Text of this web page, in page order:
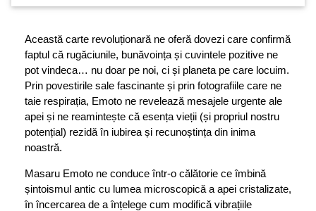
Această carte revoluționară ne oferă dovezi care confirmă
faptul că rugăciunile, bunăvoința și cuvintele pozitive ne
pot vindeca… nu doar pe noi, ci și planeta pe care locuim.
Prin povestirile sale fascinante și prin fotografiile care ne
taie respirația, Emoto ne revelează mesajele urgente ale
apei și ne reamintește că esența vieții (și propriul nostru
potențial) rezidă în iubirea și recunoștința din inima
noastră.
Masaru Emoto ne conduce într-o călătorie ce îmbină
șintoismul antic cu lumea microscopică a apei cristalizate,
în încercarea de a înțelege cum modifică vibrațiile